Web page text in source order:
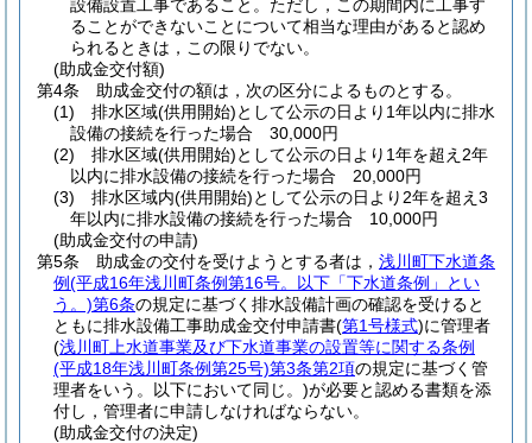
設備設置工事であること。 ただし，この期間内に工事す
ることができないことについて相当な理由があると認め
られるときは，この限りでない。
(助成金交付額)
第4条
助成金交付の額は，次の区分によるものとする。
(1)
排水区域(供用開始)として公示の日より1年以内に排水
設備の接続を行った場合 30,000円
(2)
排水区域(供用開始)として公示の日より1年を超え2年
以内に排水設備の接続を行った場合 20,000円
(3)
排水区域内(供用開始)として公示の日より2年を超え3
年以内に排水設備の接続を行った場合 10,000円
(助成金交付の申請)
第5条
助成金の交付を受けようとする者は， 浅川町下水道条
例(平成16年浅川町条例第16号。以下「下水道条例」とい
う。)第6条の規定に基づく排水設備計画の確認を受けると
ともに排水設備工事助成金交付申請書(第1号様式)に管理者
(浅川町上水道事業及び下水道事業の設置等に関する条例
(平成18年浅川町条例第25号)第3条第2項の規定に基づく管
理者をいう。以下において同じ。)が必要と認める書類を添
付し，管理者に申請しなければならない。
(助成金交付の決定)